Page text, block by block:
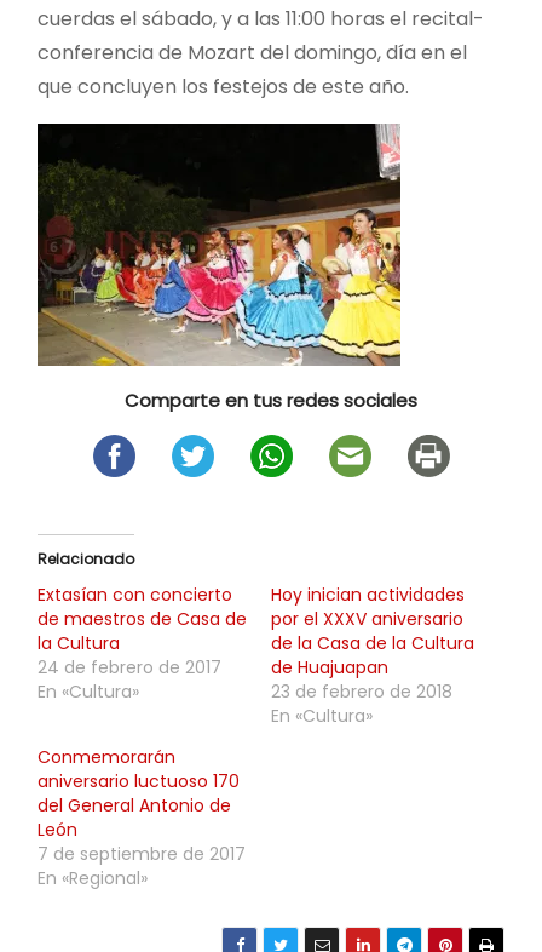
cuerdas el sábado, y a las 11:00 horas el recital-
conferencia de Mozart del domingo, día en el
que concluyen los festejos de este año.
Comparte en tus redes sociales
Relacionado
Extasían con concierto
de maestros de Casa de
la Cultura
24 de febrero de 2017
En «Cultura»
Hoy inician actividades
por el XXXV aniversario
de la Casa de la Cultura
de Huajuapan
23 de febrero de 2018
En «Cultura»
Conmemorarán
aniversario luctuoso 170
del General Antonio de
León
7 de septiembre de 2017
En «Regional»